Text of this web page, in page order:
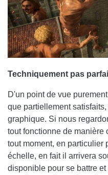
Techniquement pas
D'un point de vue
que partiellement
graphique. Si nous
tout fonctionne de manière
tout moment, en particulier
échelle, en fait il arrivera
disponible pour se battre et